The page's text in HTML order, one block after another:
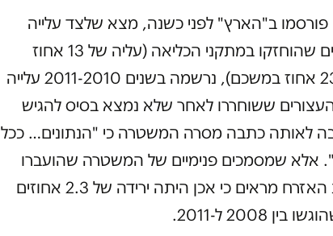
ב"הארץ" לפני כשנה, מצא שלצד עלייה
דרמטית במספר העצורים שהוחזקו במתקני הכליאה (עליה של 13 אחוז
במספר המעצרים ושל 23 אחוז במשכם), נרשמה בשנים 2011-2010 עלייה
העצורים ששוחררו לאחר שלא נמצא בסיס להגיש
לאותה כתבה מסרה המשטרה כי "הנתונים… ככל
אלא שמסמכים פנימיים של המשטרה שהועברו
לבקשת האגודה לזכויות האזרח מראים כי אכן היתה ירידה של 2.3 אחוזים
ל-2011.